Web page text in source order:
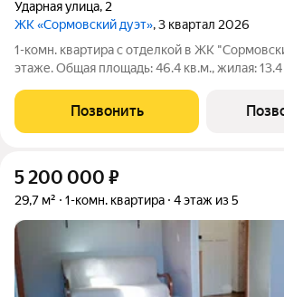
Ударная улица, 2
ЖК «Сормовский дуэт», 3 квартал 2026
1-комн. квартира с отделкой в ЖК
этаже. Общая площадь: 46.4 кв.м., жилая:
одну сторону. В квартире один балкон, один
санузел. Высота
Позвонить
5 200 000 ₽
29,7 м² 1-комн. квартира 4 этаж из 5